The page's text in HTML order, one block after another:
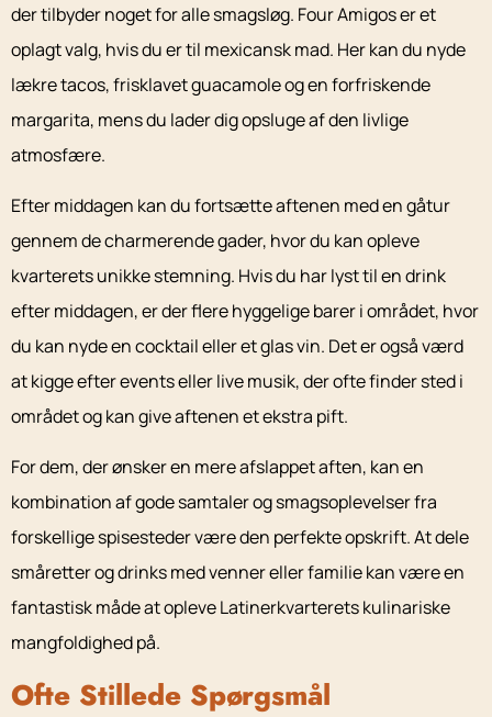
der tilbyder noget for alle smagsløg. Four Amigos er et
oplagt valg, hvis du er til mexicansk mad. Her kan du nyde
lækre tacos, frisklavet guacamole og en forfriskende
margarita, mens du lader dig opsluge af den livlige
atmosfære.
Efter middagen kan du fortsætte aftenen med en gåtur
gennem de charmerende gader, hvor du kan opleve
kvarterets unikke stemning. Hvis du har lyst til en drink
efter middagen, er der flere hyggelige barer i området, hvor
du kan nyde en cocktail eller et glas vin. Det er også værd
at kigge efter events eller live musik, der ofte finder sted i
området og kan give aftenen et ekstra pift.
For dem, der ønsker en mere afslappet aften, kan en
kombination af gode samtaler og smagsoplevelser fra
forskellige spisesteder være den perfekte opskrift. At dele
småretter og drinks med venner eller familie kan være en
fantastisk måde at opleve Latinerkvarterets kulinariske
mangfoldighed på.
Ofte Stillede Spørgsmål